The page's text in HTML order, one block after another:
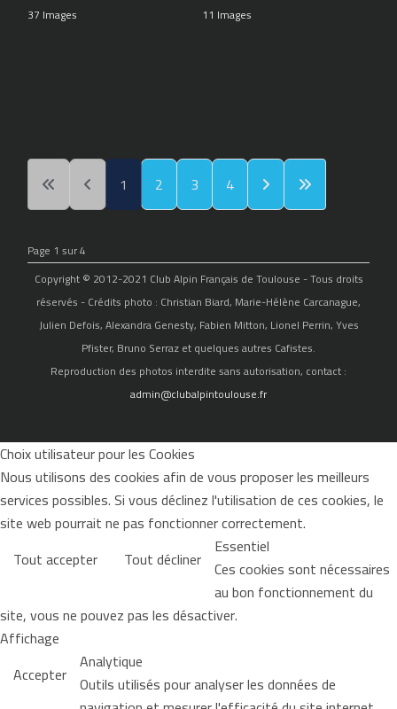
37 Images 11 Images
1 2 3 4
Page 1 sur 4
Copyright © 2012-2021 Club Alpin Français de Toulouse - Tous droits
réservés - Crédits photo : Christian Biard, Marie-Hélène Carcanague,
Julien Defois, Alexandra Genesty, Fabien Mitton, Lionel Perrin, Yves
Pfister, Bruno Serraz et quelques autres Cafistes.
Reproduction des photos interdite sans autorisation, contact :
admin@clubalpintoulouse.fr
Choix utilisateur pour les Cookies
Nous utilisons des cookies afin de vous proposer les meilleurs
services possibles. Si vous déclinez l'utilisation de ces cookies, le
site web pourrait ne pas fonctionner correctement.
Tout accepter
Tout décliner Essentiel
Ces cookies sont nécessaires
au bon fonctionnement du
site, vous ne pouvez pas les désactiver.
Affichage
Accepter Analytique
Outils utilisés pour analyser les données de